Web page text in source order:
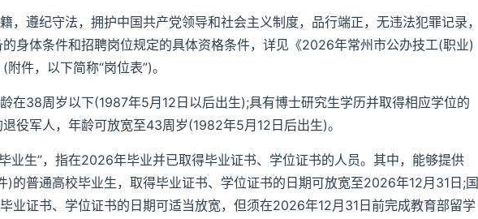
，遵纪守法，拥护中国共产党领导和社会主义制度，品行端正，无违法犯罪记录，
身体条件和招聘岗位规定的具体资格条件，详见《2026年常州市公办技工(职业)
件，以下简称“岗位表”)。
在38周岁以下(1987年5月12日以后出生);具有博士研究生学历并取得相应学位的
役军人，年龄可放宽至43周岁(1982年5月12日后出生)。
业生”，指在2026年毕业并已取得毕业证书、学位证书的人员。其中，能够提供
)的普通高校毕业生，取得毕业证书、学位证书的日期可放宽至2026年12月31日;国
业证书、学位证书的日期可适当放宽，但须在2026年12月31日前完成教育部留学